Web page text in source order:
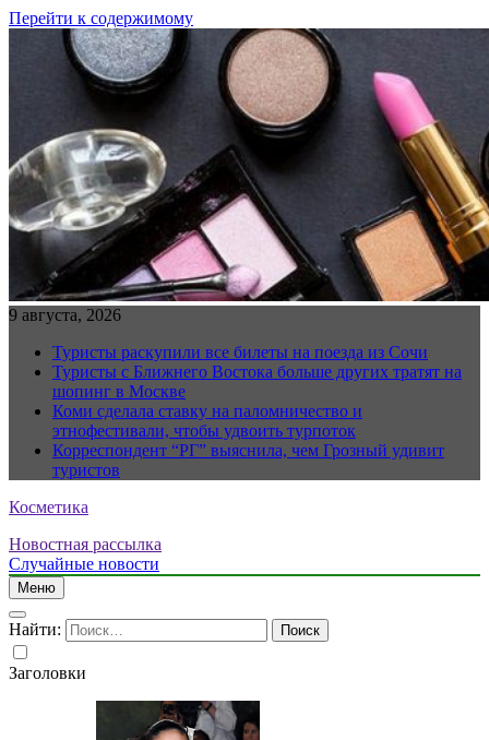
Перейти к содержимому
9 августа, 2026
Туристы раскупили все билеты на поезда из Сочи
Туристы с Ближнего Востока больше других тратят на
шопинг в Москве
Коми сделала ставку на паломничество и
этнофестивали, чтобы удвоить турпоток
Корреспондент “РГ” выяснила, чем Грозный удивит
туристов
Косметика
Новостная рассылка
Случайные новости
Меню
Найти:
Заголовки